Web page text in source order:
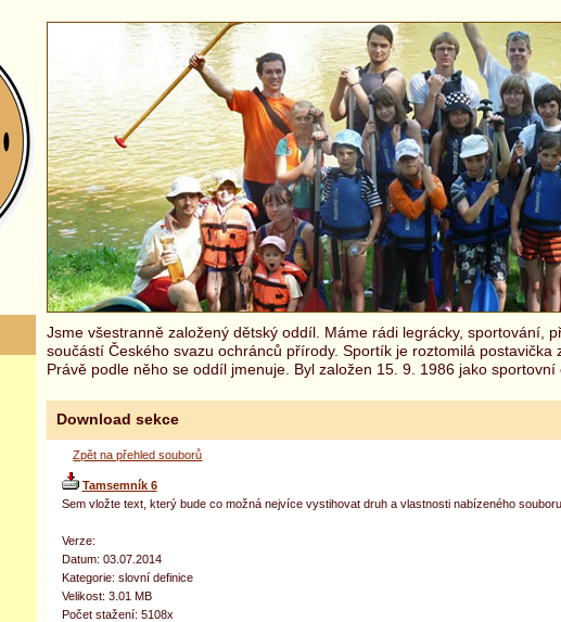
Jsme všestranně založený dětský oddíl. Máme rádi legrácky, sportování,
součástí Českého svazu ochránců přírody. Sportík je roztomilá postavička
Právě podle něho se oddíl jmenuje. Byl založen 15. 9. 1986 jako
Download sekce
Zpět na přehled souborů
Tamsemník 6
Sem vložte text, který bude co možná nejvíce vystihovat druh a vlastnosti nabízeného
Verze:
Datum: 03.07.2014
Kategorie: slovní definice
Velikost: 3.01 MB
Počet stažení: 5108x